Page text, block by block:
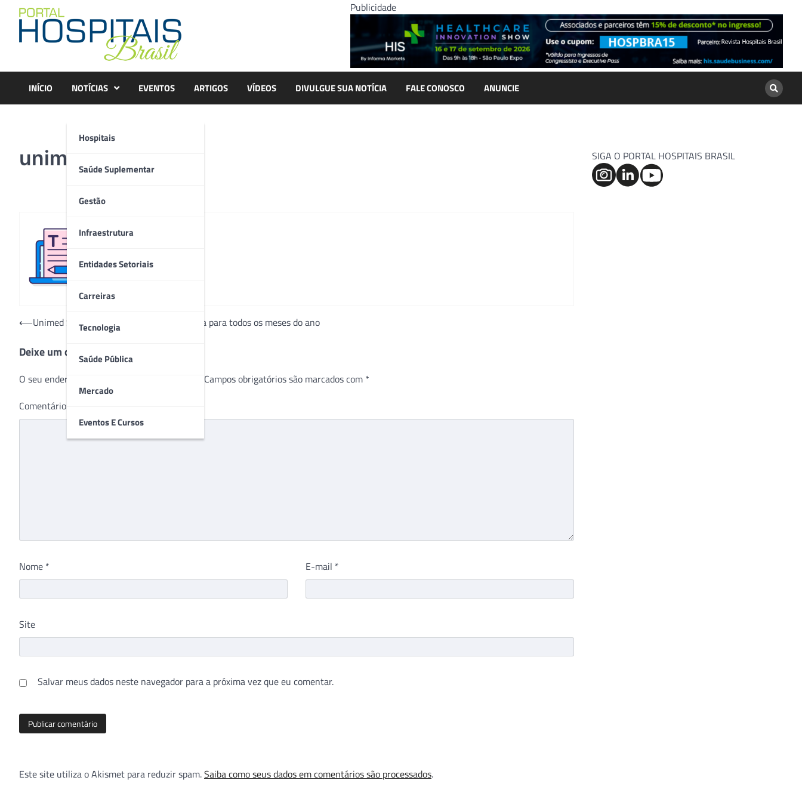
content
Publicidade
INÍCIO NOTÍCIAS
Hospitais
Saúde Suplementar
Gestão
Infraestrutura
Entidades Setoriais
Carreiras
Tecnologia
Saúde Pública
Mercado
Eventos E Cursos
EVENTOS ARTIGOS VÍDEOS DIVULGUE SUA NOTÍCIA FALE CONOSCO ANUNCIE
unimed rosa
Navegação
Post
⟵Unimed Sorocaba ampliará o Outubro Rosa para todos os meses do ano
Deixe um comentário
O seu endereço de e-mail não será publicado. Campos obrigatórios são marcados com *
Comentário
Nome * E-mail *
Site
Salvar meus dados neste navegador para a próxima vez que eu comentar.
Este site utiliza o Akismet para reduzir spam.Saiba como seus dados em comentários são processados.
SIGA O PORTAL HOSPITAIS BRASIL